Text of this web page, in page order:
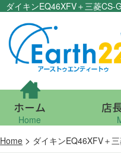
ダイキンEQ46XFV＋三菱CS-
ホーム
Home
店
Home > ダイキンEQ46XFV＋